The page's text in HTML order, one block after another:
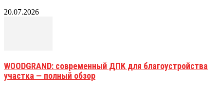
20.07.2026
WOODGRAND: современный ДПК для благоустройства
участка — полный обзор